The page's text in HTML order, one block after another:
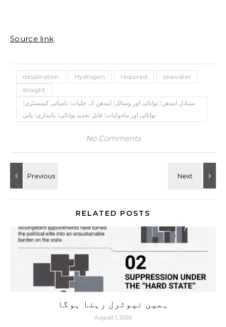
Source link
desalination Hydrogen required
seawater
straight
متبادل ایندھن؛ توانائی اور وسائل؛ ایندھن کے خلیات؛ نامیاتی کیمسٹری؛
توانائی اور ماحولیات؛ قابل تجدید توانائی؛ پائیداری؛ پانی
No Comments
RELATED POSTS
ہمیں نیوٹرل رہنا ہوگا
August 1, 2026